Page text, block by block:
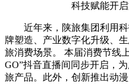
科技赋能开
近年来，陕旅集团利用科
牌塑造、产业数字化升级、
旅消费场景。 本届消费节线
GO”抖音直播间同步开启，
旅产品。此外，创新推出动